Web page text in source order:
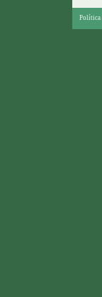
Política